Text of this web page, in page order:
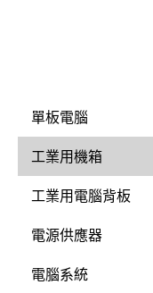
單板電腦
工業用機箱
工業用電腦背板
電源供應器
電腦系統